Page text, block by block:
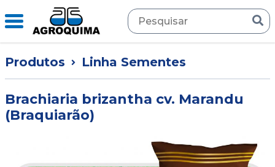
Produtos Linha Sementes
Brachiaria brizantha cv. Marandu
(Braquiarão)